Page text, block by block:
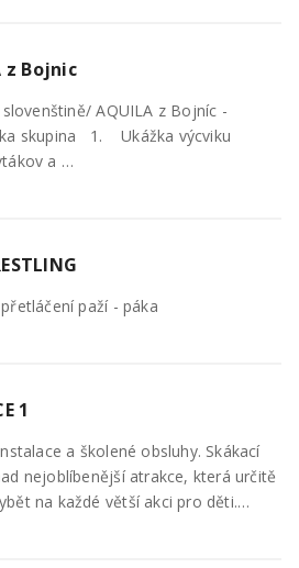
z Bojnic
AQUILA z Bojníc -
skupina 1. Ukážka výcviku
a …
paží - páka
1
a školené obsluhy. Skákací
nejoblíbenější atrakce, která určitě
na každé větší akci pro děti.…